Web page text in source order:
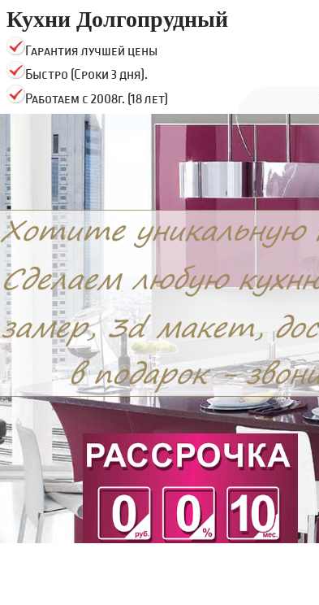
Кухни Долгопрудный
Гарантия лучшей цены
Быстро (Сроки 3 дня).
Работаем с 2008г. (18 лет)